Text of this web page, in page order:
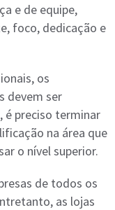
e de equipe,
foco, dedicação e
os
devem ser
é preciso terminar
na área que
o nível superior.
de todos os
as lojas